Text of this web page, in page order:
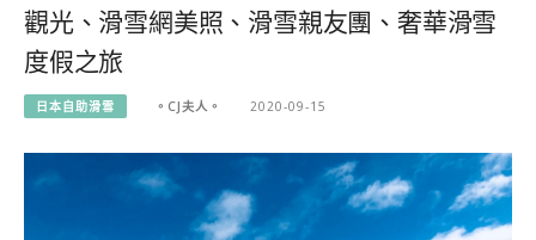
觀光、滑雪網美照、滑雪親友團、奢華滑雪
度假之旅
日本自助滑雪 。CJ夫人。 2020-09-15